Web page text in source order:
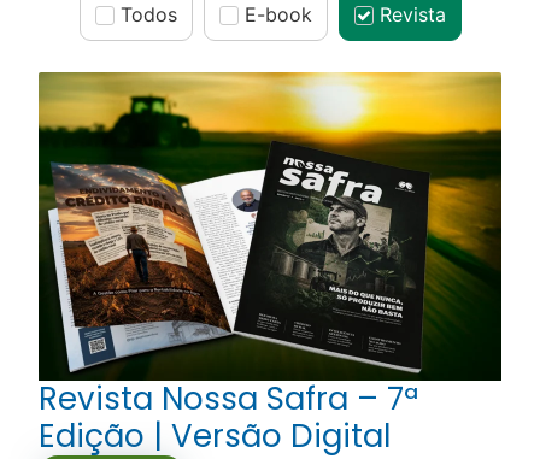
Todos E-book Revista
Revista Nossa Safra – 7ª
Edição | Versão Digital